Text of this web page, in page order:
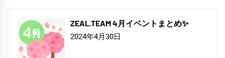
ZEAL.TEAM 4月イベントまとめ✨
2024年4月30日